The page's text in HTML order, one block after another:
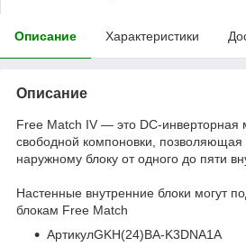
Описание Характеристики
Описание
Free Match IV — это DC-инверторная
свободной компоновки, позволяющая
наружному блоку от одного до пяти
Настенные внутренние блоки могут
блокам Free Match
АртикулGKH(24)BA-K3DNA1A